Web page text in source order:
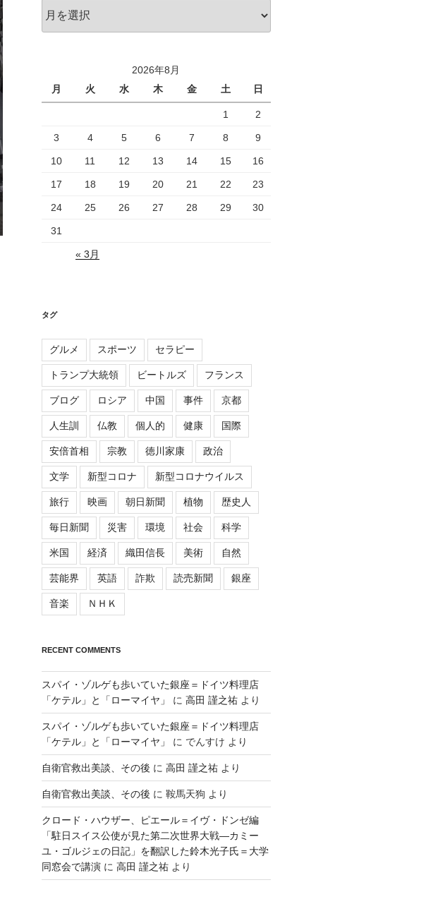
ー
2026年8月
月
火 水 木 金 土 日
1 2
3 4 5 6 7 8 9
10 11 12 13 14 15 16
17 18 19 20 21 22 23
24 25 26 27 28 29 30
31
« 3月
タグ
グルメ スポーツ セラピー
トランプ大統領 ビートルズ フランス
ブログ ロシア 中国 事件 京都
人生訓 仏教 個人的 健康 国際
安倍首相 宗教 徳川家康 政治
文学 新型コロナ 新型コロナウイルス
旅行 映画 朝日新聞 植物 歴史人
毎日新聞 災害 環境 社会 科学
米国 経済 織田信長 美術 自然
芸能界 英語 詐欺 読売新聞 銀座
音楽 ＮＨＫ
RECENT COMMENTS
スパイ・ゾルゲも歩いていた銀座＝ドイツ料理店
「ケテル」と「ローマイヤ」
に 高田 謹之祐より
スパイ・ゾルゲも歩いていた銀座＝ドイツ料理店
「ケテル」と「ローマイヤ」
に でんすけ より
自衛官救出美談、その後 に 高田 謹之祐より
自衛官救出美談、その後 に 鞍馬天狗 より
クロード・ハウザー、ピエール＝イヴ・ドンゼ編
「駐日スイス公使が見た第二次世界大戦―カミー
ユ・ゴルジェの日記」を翻訳した鈴木光子氏＝大学
同窓会で講演に 高田 謹之祐より